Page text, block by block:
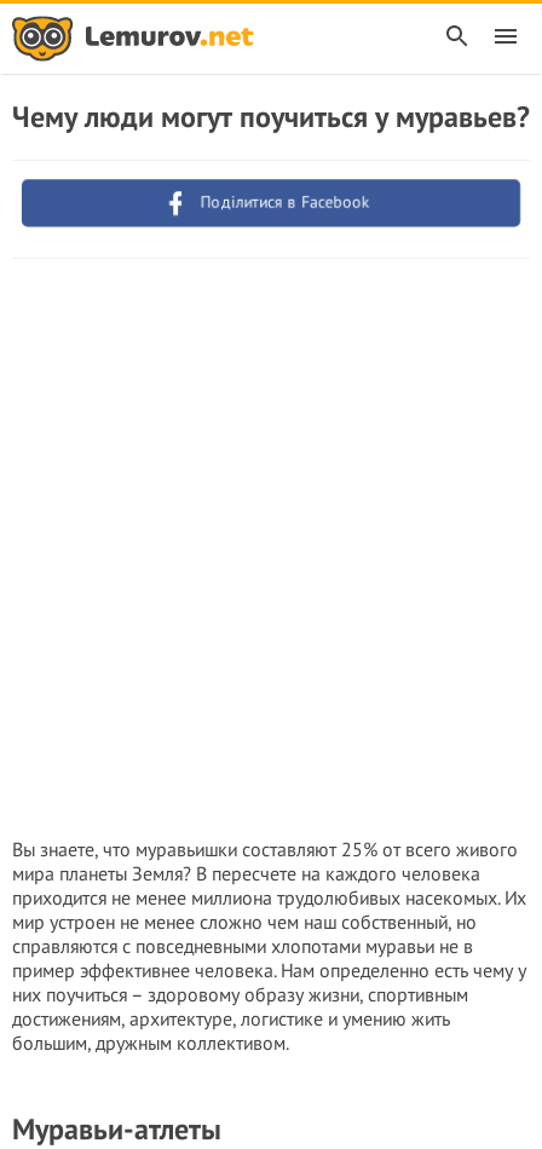
Чему люди могут поучиться у муравьев?
Поділитися в Facebook
Вы знаете, что муравьишки составляют 25% от всего живого
мира планеты Земля? В пересчете на каждого человека
приходится не менее миллиона трудолюбивых насекомых. Их
мир устроен не менее сложно чем наш собственный, но
справляются с повседневными хлопотами муравьи не в
пример эффективнее человека. Нам определенно есть чему у
них поучиться – здоровому образу жизни, спортивным
достижениям, архитектуре, логистике и умению жить
большим, дружным коллективом.
Муравьи-атлеты